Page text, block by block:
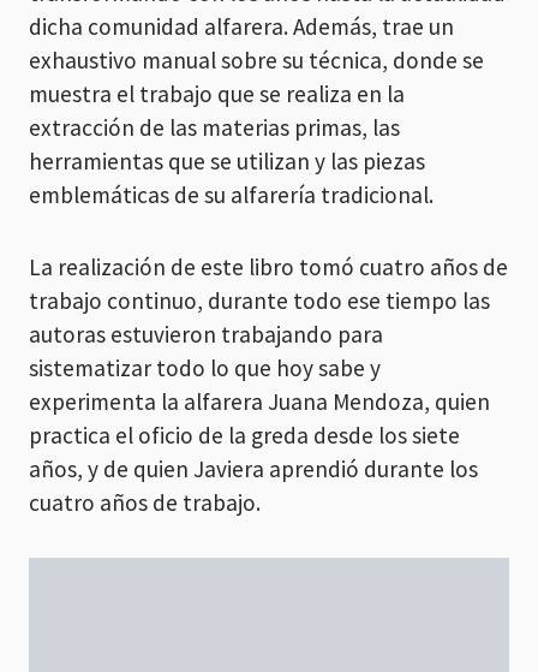
dicha comunidad alfarera. Además, trae un
exhaustivo manual sobre su técnica, donde se
muestra el trabajo que se realiza en la
extracción de las materias primas, las
herramientas que se utilizan y las piezas
emblemáticas de su alfarería tradicional.
La realización de este libro tomó cuatro años de
trabajo continuo, durante todo ese tiempo las
autoras estuvieron trabajando para
sistematizar todo lo que hoy sabe y
experimenta la alfarera Juana Mendoza, quien
practica el oficio de la greda desde los siete
años, y de quien Javiera aprendió durante los
cuatro años de trabajo.